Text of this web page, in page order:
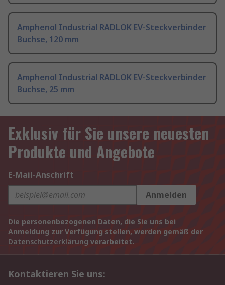
Amphenol Industrial RADLOK EV-Steckverbinder
Buchse, 120 mm
Amphenol Industrial RADLOK EV-Steckverbinder
Buchse, 25 mm
Exklusiv für Sie unsere neuesten
Produkte und Angebote
E-Mail-Anschrift
Anmelden
Die personenbezogenen Daten, die Sie uns bei
Anmeldung zur Verfügung stellen, werden gemäß der
Datenschutzerklärung verarbeitet.
Kontaktieren Sie uns: